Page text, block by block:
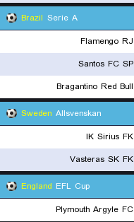
Brazil Serie A
Flamengo RJ
Santos FC SP
Bragantino Red Bull
Sweden Allsvenskan
IK Sirius FK
Vasteras SK FK
England EFL Cup
Plymouth Argyle FC